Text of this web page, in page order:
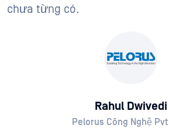
chưa từng có.
Rahul Dwivedi
Pelorus Công Nghệ